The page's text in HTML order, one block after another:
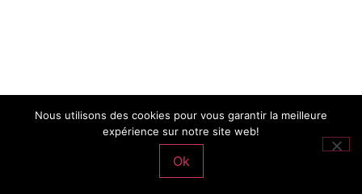
Nous utilisons des cookies pour vous garantir la meilleure
expérience sur notre site web!
Ok